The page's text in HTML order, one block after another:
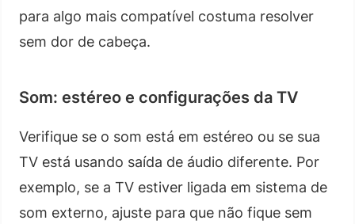
para algo mais compatível costuma resolver
sem dor de cabeça.
Som: estéreo e configurações da TV
Verifique se o som está em estéreo ou se sua
TV está usando saída de áudio diferente. Por
exemplo, se a TV estiver ligada em sistema de
som externo, ajuste para que não fique sem